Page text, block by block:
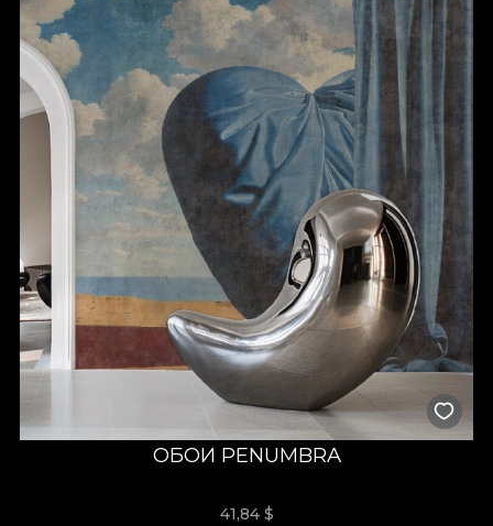
ОБОИ PENUMBRA
41,84 $